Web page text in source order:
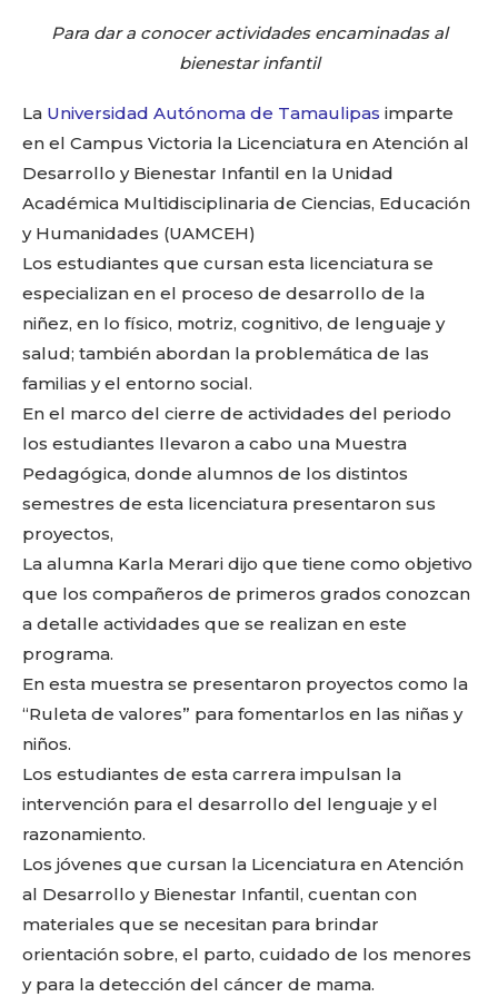
k
Para dar a conocer actividades encaminadas al
bienestar infantil
La Universidad Autónoma de Tamaulipas imparte
en el Campus Victoria la Licenciatura en Atención al
Desarrollo y Bienestar Infantil en la Unidad
Académica Multidisciplinaria de Ciencias, Educación
y Humanidades (UAMCEH)
Los estudiantes que cursan esta licenciatura se
especializan en el proceso de desarrollo de la
niñez, en lo físico, motriz, cognitivo, de lenguaje y
salud; también abordan la problemática de las
familias y el entorno social.
En el marco del cierre de actividades del periodo
los estudiantes llevaron a cabo una Muestra
Pedagógica, donde alumnos de los distintos
semestres de esta licenciatura presentaron sus
proyectos,
La alumna Karla Merari dijo que tiene como objetivo
que los compañeros de primeros grados conozcan
a detalle actividades que se realizan en este
programa.
En esta muestra se presentaron proyectos como la
“Ruleta de valores” para fomentarlos en las niñas y
niños.
Los estudiantes de esta carrera impulsan la
intervención para el desarrollo del lenguaje y el
razonamiento.
Los jóvenes que cursan la Licenciatura en Atención
al Desarrollo y Bienestar Infantil, cuentan con
materiales que se necesitan para brindar
orientación sobre, el parto, cuidado de los menores
y para la detección del cáncer de mama.